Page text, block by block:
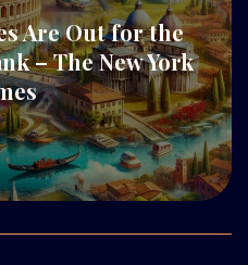
Are Out for the
– The New York